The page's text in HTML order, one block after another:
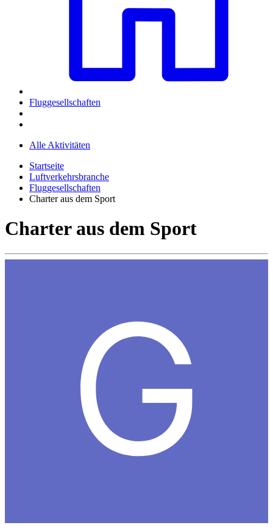
Fluggesellschaften
Alle Aktivitäten
Startseite
Luftverkehrsbranche
Fluggesellschaften
Charter aus dem Sport
Charter aus dem Sport